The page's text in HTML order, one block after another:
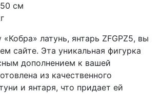
см
«Кобра» латунь, янтарь ZFGPZ5, вы
сайте. Эта уникальная фигурка
дополнением к вашей
из качественного
и янтаря, что придает ей